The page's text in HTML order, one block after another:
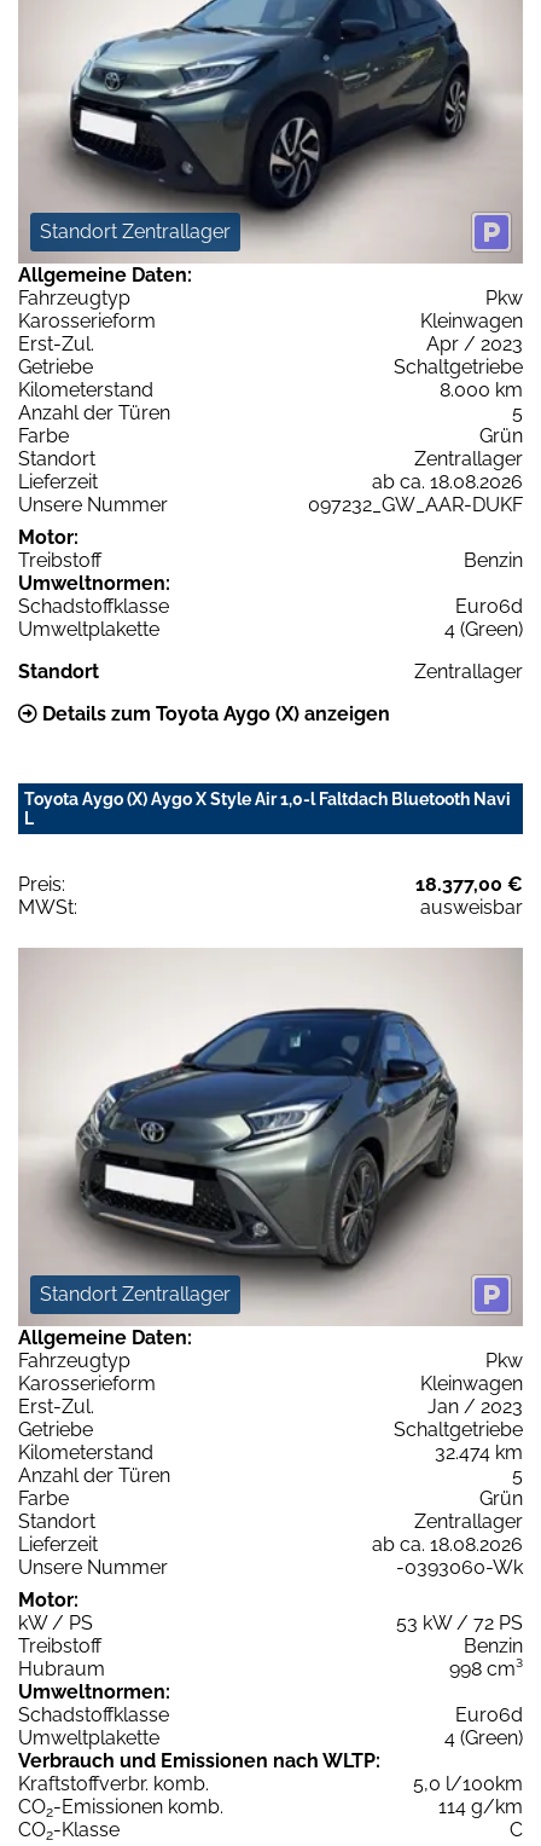
Standort Zentrallager
Allgemeine Daten:
Fahrzeugtyp
Pkw
Karosserieform
Kleinwagen
Erst-Zul.
Apr / 2023
Getriebe
Schaltgetriebe
Kilometerstand
8.000 km
Anzahl der Türen
5
Farbe
Grün
Standort
Zentrallager
Lieferzeit
ab ca. 18.08.2026
Unsere Nummer
097232_GW_AAR-DUKF
Motor:
Treibstoff
Benzin
Umweltnormen:
Schadstoffklasse
Euro6d
Umweltplakette
4 (Green)
Standort
Zentrallager
Details zum Toyota Aygo (X) anzeigen
Toyota Aygo (X) Aygo X Style Air 1,0-l Faltdach Bluetooth Navi
L
Preis:
18.377,00 €
MWSt:
ausweisbar
Standort Zentrallager
Allgemeine Daten:
Fahrzeugtyp
Pkw
Karosserieform
Kleinwagen
Erst-Zul.
Jan / 2023
Getriebe
Schaltgetriebe
Kilometerstand
32.474 km
Anzahl der Türen
5
Farbe
Grün
Standort
Zentrallager
Lieferzeit
ab ca. 18.08.2026
Unsere Nummer
-0393060-Wk
Motor:
kW / PS
53 kW / 72 PS
Treibstoff
Benzin
Hubraum
998 cm³
Umweltnormen:
Schadstoffklasse
Euro6d
Umweltplakette
4 (Green)
Verbrauch und Emissionen nach WLTP:
Kraftstoffverbr. komb.
5,0 l/100km
CO2-Emissionen komb.
114 g/km
CO2-Klasse
C